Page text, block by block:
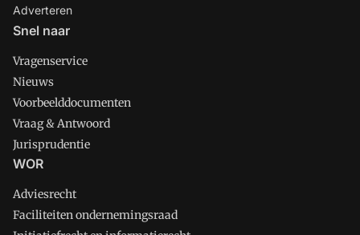
Adverteren
Snel naar
Vragenservice
Nieuws
Voorbeelddocumenten
Vraag & Antwoord
Jurisprudentie
WOR
Adviesrecht
Faciliteiten ondernemingsraad